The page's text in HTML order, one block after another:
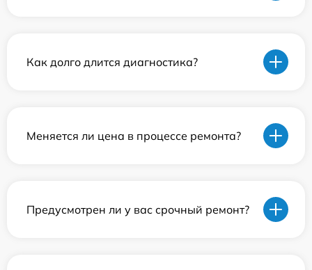
Как долго длится диагностика?
Меняется ли цена в процессе ремонта?
Предусмотрен ли у вас срочный ремонт?